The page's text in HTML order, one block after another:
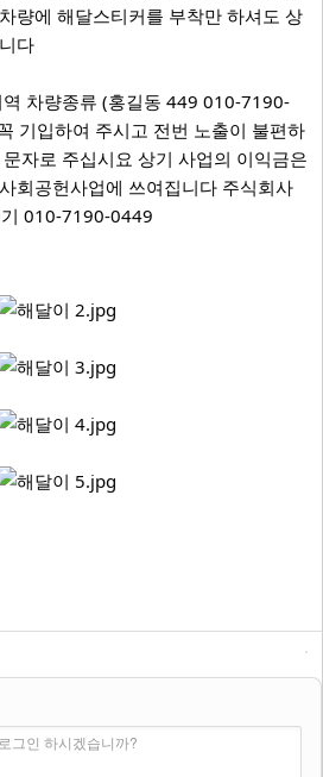
량에 해달스티커를 부착만 하셔도 상
다
차량종류 (홍길동 449 010-7190-
기입하여 주시고 전번 노출이 불편하
자로 주십시요 상기 사업의 이익금은
회공헌사업에 쓰여집니다 주식회사
010-7190-0449
그인 하시겠습니까?